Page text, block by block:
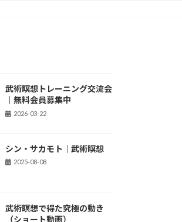
武術瞑想トレーニング交流会
｜無料会員募集中
2026-03-22
シン・サカモト｜武術瞑想
2025-08-08
武術瞑想で得た究極の動き
（ショート動画）